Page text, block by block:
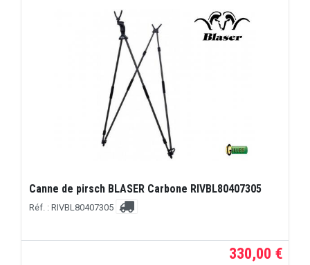
Canne de pirsch BLASER Carbone RIVBL80407305
Réf. : RIVBL80407305
330,00 €